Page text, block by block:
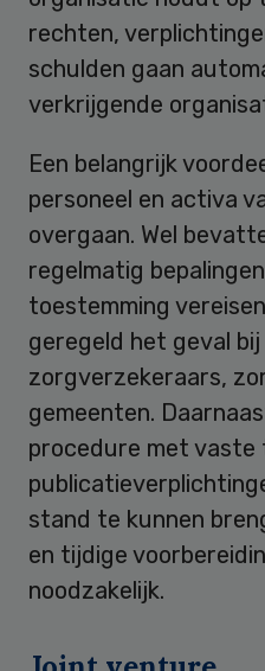
rechten,
schulden gaan
verkrijgende
Een belangrijk
personeel en activa
overgaan. Wel
regelmatig
toestemming
geregeld het geval
zorgverzekeraars,
gemeenten.
procedure met vaste
stand te kunnen
en tijdige
noodzakelijk.